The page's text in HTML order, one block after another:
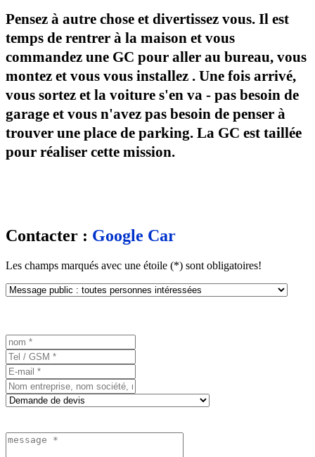
Pensez à autre chose et divertissez vous. Il est
temps de rentrer à la maison et vous
commandez une GC pour aller au bureau, vous
montez et vous vous installez . Une fois arrivé,
vous sortez et la voiture s'en va - pas besoin de
garage et vous n'avez pas besoin de penser à
trouver une place de parking. La GC est taillée
pour réaliser cette mission.
Contacter : Google Car
Les champs marqués avec une étoile (*) sont obligatoires!